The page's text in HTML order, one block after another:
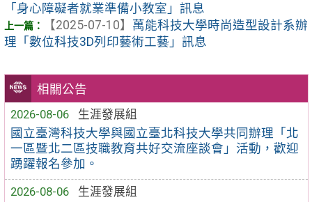
相關公告
2026-08-06
生涯發展組
國立臺灣科技大學與國立臺北科技大學共同辦理「北
一區暨北二區技職教育共好交流座談會」活動，歡迎
踴躍報名參加。
2026-08-06
生涯發展組
「身心障礙者就業準備小教室」訊息
【2025-07-10】 萬能科技大學時尚造型設計系辦
理「數位科技3D列印藝術工藝」訊息